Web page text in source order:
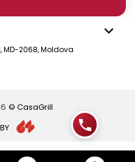
MD-2068, Moldova
© CasaGrill